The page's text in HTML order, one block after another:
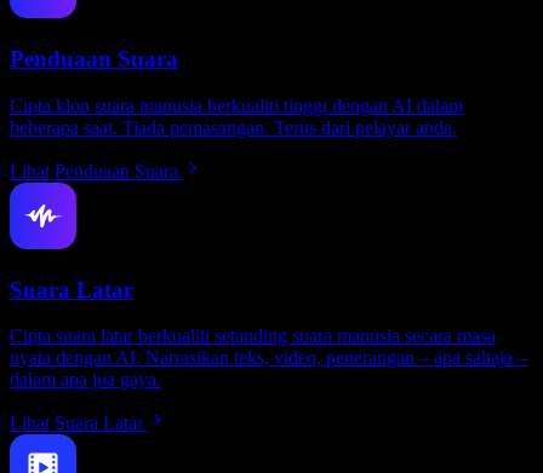
Penduaan Suara
Cipta klon suara manusia berkualiti tinggi dengan AI dalam
beberapa saat. Tiada pemasangan. Terus dari pelayar anda.
Lihat Penduaan Suara
Suara Latar
Cipta suara latar berkualiti setanding suara manusia secara masa
nyata dengan AI. Narrasikan teks, video, penerangan – apa sahaja –
dalam apa jua gaya.
Lihat Suara Latar